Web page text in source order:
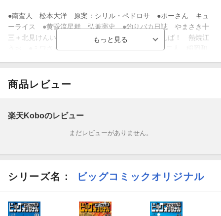
●南蛮人 松本大洋 原案：シリル・ペドロサ ●ポーさん キュ
ーライス ●黄昏流星群 弘兼憲史 ●釣りバカ日誌 やまさき十
三＋北見けんいち ●三丁目の夕日 西岸良平 ●んば！ 熱焼江
うお ●ミワさんなりすます 青木U平 ●いけない二人 稲岡和
吉田戦車 ●看護助手のナナちゃん 野村知紗 ●百年川柳 業田
良家
●充実コラム!!
[和食の喪失-海と川から絶えていく-] 芦野一青
※『ビッグコミックオリジナル』デジタル版には、紙版の付録、
商品レビュー
楽天Koboのレビュー
まだレビューがありません。
シリーズ名： ビッグコミックオリジナル